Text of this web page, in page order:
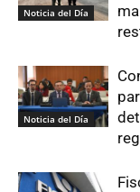
Noticia del Día
Noticia del Día